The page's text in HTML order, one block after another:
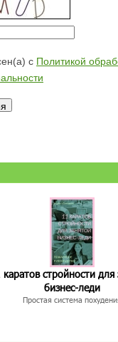
с Политикой
каратов стройности для
бизнес-леди
Простая система